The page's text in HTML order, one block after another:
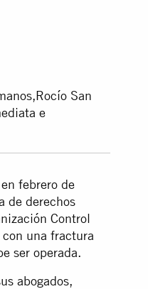
San
e
febrero de
de derechos
Control
con una fractura
ser operada.
abogados,